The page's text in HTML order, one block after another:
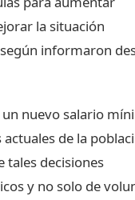
la situación
informaron
nuevo salario
actuales de la
tales decisiones
y no solo de